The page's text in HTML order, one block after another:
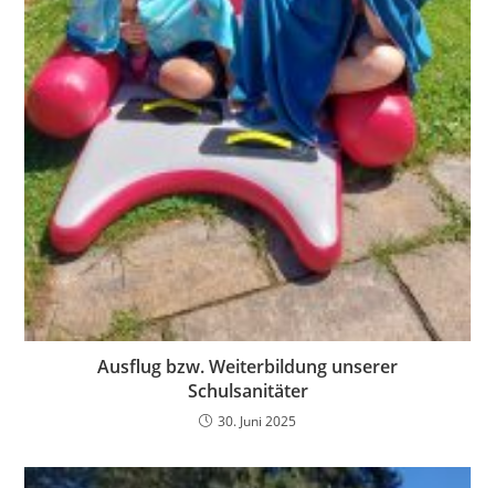
Ausflug bzw. Weiterbildung unserer
Schulsanitäter
30. Juni 2025